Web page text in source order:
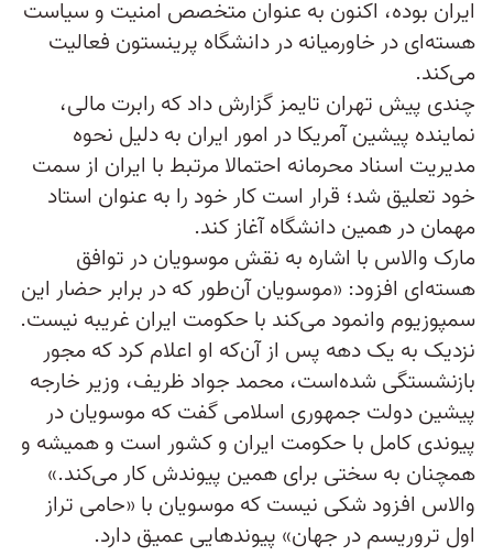
ایران بوده، اکنون به عنوان متخصص امنیت و سیاست
هسته‌ای در خاورمیانه در دانشگاه پرینستون فعالیت
می‌کند.
چندی پیش تهران تایمز گزارش داد که رابرت مالی،
نماینده پیشین آمریکا در امور ایران به دلیل نحوه
مدیریت اسناد محرمانه احتمالا مرتبط با ایران از سمت
خود تعلیق شد؛ قرار است کار خود را به عنوان استاد
مهمان در همین دانشگاه آغاز کند.
مارک والاس با اشاره به نقش موسویان در توافق
هسته‌ای افزود: «موسویان آن‌طور که در برابر حضار این
سمپوزیوم وانمود می‌کند با حکومت ایران غریبه نیست.
نزدیک به یک دهه پس از آن‌که او اعلام کرد که مجور
بازنشستگی شده‌است، محمد جواد ظریف، وزیر خارجه
پیشین دولت جمهوری اسلامی گفت که موسویان در
پیوندی کامل با حکومت ایران و کشور است و همیشه و
همچنان به سختی برای همین پیوندش کار می‌کند.»
والاس افزود شکی نیست که موسویان با «حامی تراز
اول تروریسم در جهان» پیوندهایی عمیق دارد.